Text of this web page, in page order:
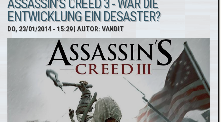
ASSASSIN’S CREED 3 - WAR DIE
ENTWICKLUNG EIN DESASTER?
DO, 23/01/2014 - 15:29| AUTOR:VANDIT